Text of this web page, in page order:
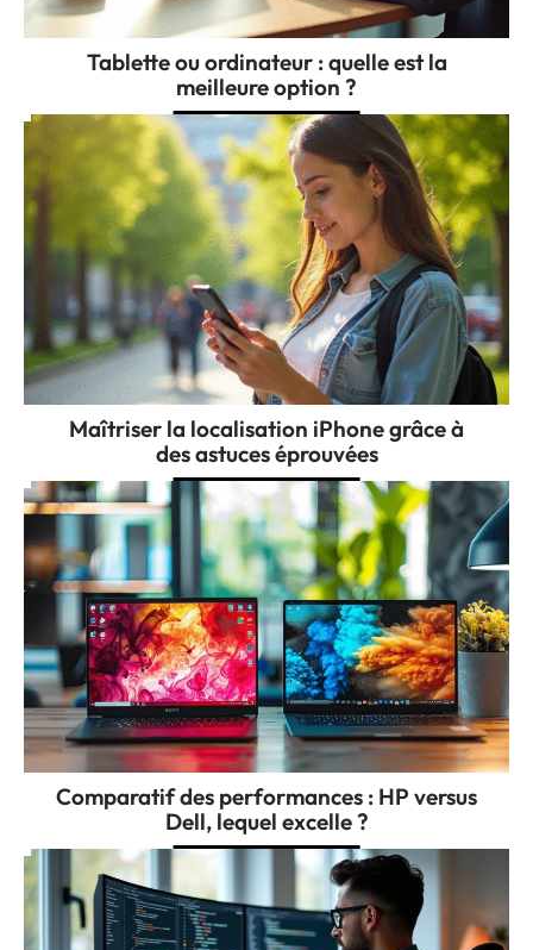
Tablette ou ordinateur : quelle est la
meilleure option ?
Maîtriser la localisation iPhone grâce à
des astuces éprouvées
Comparatif des performances : HP versus
Dell, lequel excelle ?